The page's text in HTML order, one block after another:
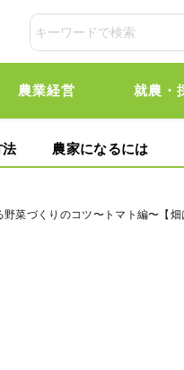
農業経営 就農・
法 農家になるには
菜づくりのコツ〜トマト編〜【畑